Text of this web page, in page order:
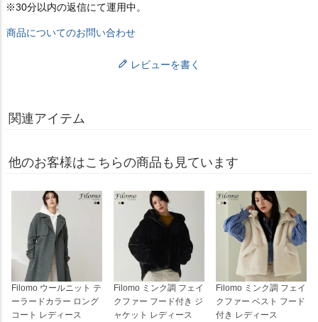
※30分以内の返信にて運用中。
商品についてのお問い合わせ
レビューを書く
関連アイテム
他のお客様はこちらの商品も見ています
Filomo ウールニット テ
ーラードカラー ロング
コート レディース
Filomo ミンク調 フェイ
クファー フード付き ジ
ャケット レディース
Filomo ミンク調 フェイ
クファー ベスト フード
付き レディース